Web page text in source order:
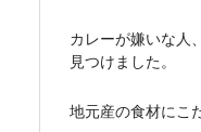
カレーが嫌いな人
見つけました。
地元産の食材にこ